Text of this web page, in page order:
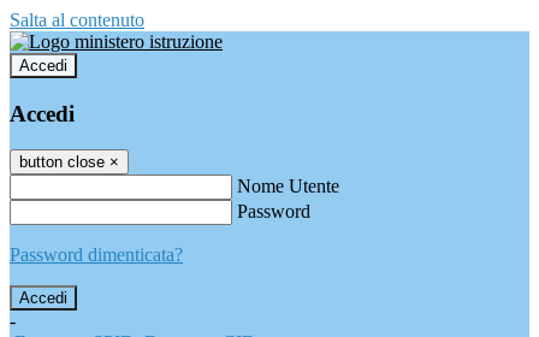
Salta al contenuto
Accedi
Accedi
button close ×
Nome Utente
Password
Password dimenticata?
-